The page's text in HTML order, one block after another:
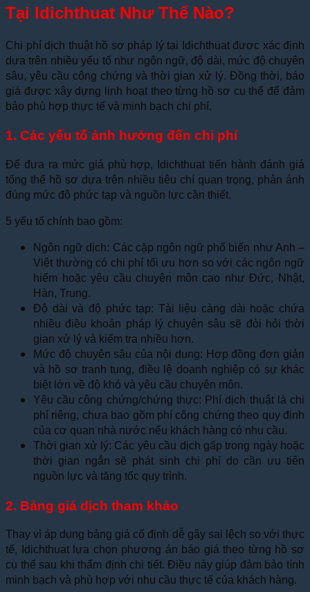
Tại Idichthuat Như Thế Nào?
Chi phí dịch thuật hồ sơ pháp lý tại Idichthuat được xác định
dựa trên nhiều yếu tố như ngôn ngữ, độ dài, mức độ chuyên
sâu, yêu cầu công chứng và thời gian xử lý. Đồng thời, báo
giá được xây dựng linh hoạt theo từng hồ sơ cụ thể để đảm
bảo phù hợp thực tế và minh bạch chi phí.
1. Các yếu tố ảnh hưởng đến chi phí
Để đưa ra mức giá phù hợp, Idichthuat tiến hành đánh giá
tổng thể hồ sơ dựa trên nhiều tiêu chí quan trọng, phản ánh
đúng mức độ phức tạp và nguồn lực cần thiết.
5 yếu tố chính bao gồm:
Ngôn ngữ dịch: Các cặp ngôn ngữ phổ biến như Anh –
Việt thường có chi phí tối ưu hơn so với các ngôn ngữ
hiếm hoặc yêu cầu chuyên môn cao như Đức, Nhật,
Hàn, Trung.
Độ dài và độ phức tạp: Tài liệu càng dài hoặc chứa
nhiều điều khoản pháp lý chuyên sâu sẽ đòi hỏi thời
gian xử lý và kiểm tra nhiều hơn.
Mức độ chuyên sâu của nội dung: Hợp đồng đơn giản
và hồ sơ tranh tụng, điều lệ doanh nghiệp có sự khác
biệt lớn về độ khó và yêu cầu chuyên môn.
Yêu cầu công chứng/chứng thực: Phí dịch thuật là chi
phí riêng, chưa bao gồm phí công chứng theo quy định
của cơ quan nhà nước nếu khách hàng có nhu cầu.
Thời gian xử lý: Các yêu cầu dịch gấp trong ngày hoặc
thời gian ngắn sẽ phát sinh chi phí do cần ưu tiên
nguồn lực và tăng tốc quy trình.
2. Bảng giá dịch tham khảo
Thay vì áp dụng bảng giá cố định dễ gây sai lệch so với thực
tế, Idichthuat lựa chọn phương án báo giá theo từng hồ sơ
cụ thể sau khi thẩm định chi tiết. Điều này giúp đảm bảo tính
minh bạch và phù hợp với nhu cầu thực tế của khách hàng.